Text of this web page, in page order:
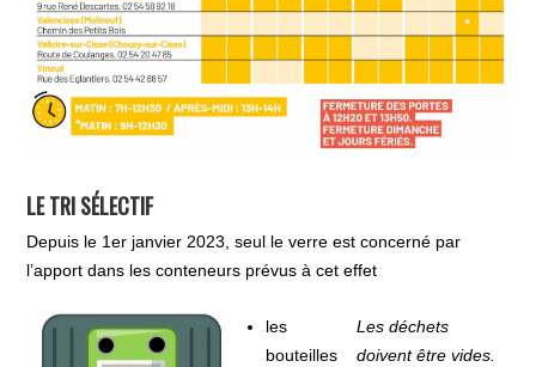
LE TRI SÉLECTIF
Depuis le 1er janvier 2023, seul le verre est concerné par
l’apport dans les conteneurs prévus à cet effet
les
bouteilles
Les déchets
doivent être vides.